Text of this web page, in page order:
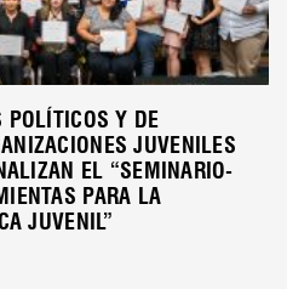
POLÍTICOS Y DE
JUVENILES
EL “SEMINARIO-
PARA LA
JUVENIL”